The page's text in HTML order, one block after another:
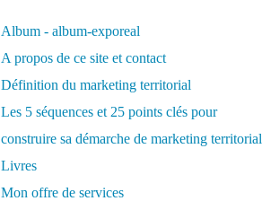
Album - album-exporeal
A propos de ce site et contact
Définition du marketing territorial
Les 5 séquences et 25 points clés pour
construire sa démarche de marketing territorial
Livres
Mon offre de services